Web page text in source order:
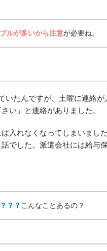
ルが多いから注意が必要ね。
いたんですが、土曜に連絡
い」と連絡がありました。
入れなくなってしまいまし
でした。派遣会社には給与
？？ こんなことあるの？